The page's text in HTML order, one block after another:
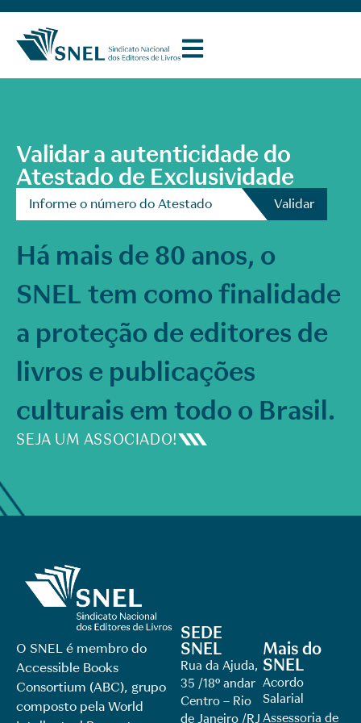
Validar a autenticidade do
Atestado de Exclusividade
Há mais de 80 anos, o
SNEL tem como finalidade
a proteção de editores de
livros e publicações
culturais em todo o Brasil.
SEJA UM ASSOCIADO!
O SNEL é membro do
Accessible Books
Consortium (ABC), grupo
composto pela World
SEDE
SNEL
Rua da Ajuda,
35 /18º andar
Centro – Rio
de Janeiro /RJ
Mais do
SNEL
Acordo
Salarial
Assessoria de